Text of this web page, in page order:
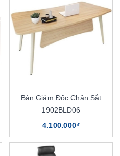
Bàn Giám Đốc Chân Sắt
1902BLD06
4.100.000₫